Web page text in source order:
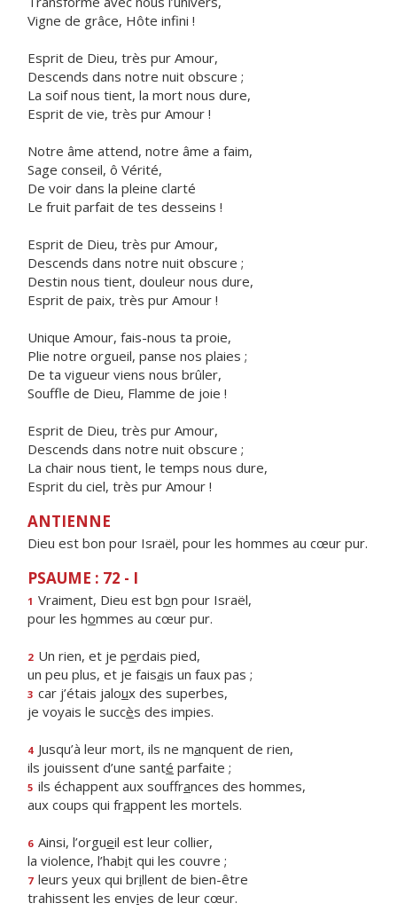
Vigne de grâce, Hôte infini !
Esprit de Dieu, très pur Amour,
Descends dans notre nuit obscure ;
La soif nous tient, la mort nous dure,
Esprit de vie, très pur Amour !
Notre âme attend, notre âme a faim,
Sage conseil, ô Vérité,
De voir dans la pleine clarté
Le fruit parfait de tes desseins !
Esprit de Dieu, très pur Amour,
Descends dans notre nuit obscure ;
Destin nous tient, douleur nous dure,
Esprit de paix, très pur Amour !
Unique Amour, fais-nous ta proie,
Plie notre orgueil, panse nos plaies ;
De ta vigueur viens nous brûler,
Souffle de Dieu, Flamme de joie !
Esprit de Dieu, très pur Amour,
Descends dans notre nuit obscure ;
La chair nous tient, le temps nous dure,
Esprit du ciel, très pur Amour !
ANTIENNE
Dieu est bon pour Israël, pour les hommes au cœur pur.
PSAUME : 72 - I
1 Vraiment, Dieu est bon pour Israël,
pour les hommes au cœur pur.
2 Un rien, et je perdais pied,
un peu plus, et je faisais un faux pas ;
3 car j’étais jaloux des superbes,
je voyais le succès des impies.
4 Jusqu’à leur mort, ils ne manquent de rien,
ils jouissent d’une santé parfaite ;
5 ils échappent aux souffrances des hommes,
aux coups qui frappent les mortels.
6 Ainsi, l’orgueil est leur collier,
la violence, l’habit qui les couvre ;
7 leurs yeux qui brillent de bien-être
trahissent les envies de leur cœur.